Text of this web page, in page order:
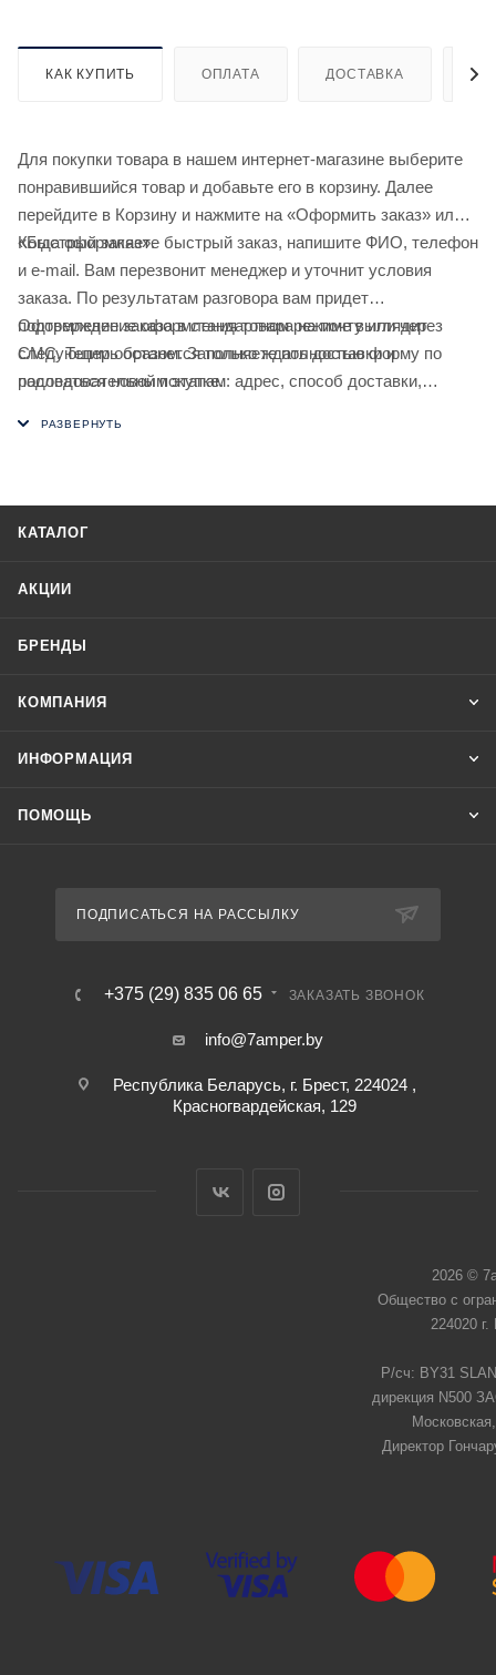
КАК КУПИТЬ ОПЛАТА ДОСТАВКА
Для покупки товара в нашем интернет-магазине выберите
понравившийся товар и добавьте его в корзину. Далее
перейдите в Корзину и нажмите на «Оформить заказ» или
«Быстрый заказ».
Когда оформляете быстрый заказ, напишите ФИО, телефон
и e-mail. Вам перезвонит менеджер и уточнит условия
заказа. По результатам разговора вам придет
подтверждение оформления товара на почту или через
СМС. Теперь останется только ждать доставки и
радоваться новой покупке.
Оформление заказа в стандартном режиме выглядит
следующим образом. Заполняете полностью форму по
последовательным этапам: адрес, способ доставки,
КАТАЛОГ
АКЦИИ
БРЕНДЫ
КОМПАНИЯ
ИНФОРМАЦИЯ
ПОМОЩЬ
ПОДПИСАТЬСЯ НА РАССЫЛКУ
+375 (29) 835 06 65 ЗАКАЗАТЬ ЗВОНОК
info@7amper.by
Республика Беларусь, г. Брест, 224024 ,
Красногвардейская, 129
2026 ©
Общество с
224020
Р/сч: BY31
дирекция N500
Директор